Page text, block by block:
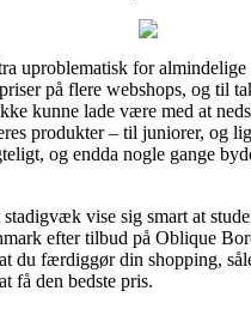
uproblematisk for almindelige
på flere webshops, og til
kunne lade være med at
produkter – til juniorer, og
og endda nogle gange
vise sig smart at
efter tilbud på Oblique
du færdiggør din shopping,
få den bedste pris.